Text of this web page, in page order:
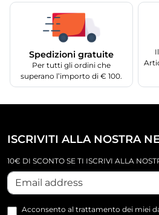
Spedizioni gratuite
Per tutti gli ordini che
superano l’importo di € 100.
ISCRIVITI ALLA NOSTRA
10€ DI SCONTO SE TI ISCRIVI ALLA
Acconsento al trattamento dei miei